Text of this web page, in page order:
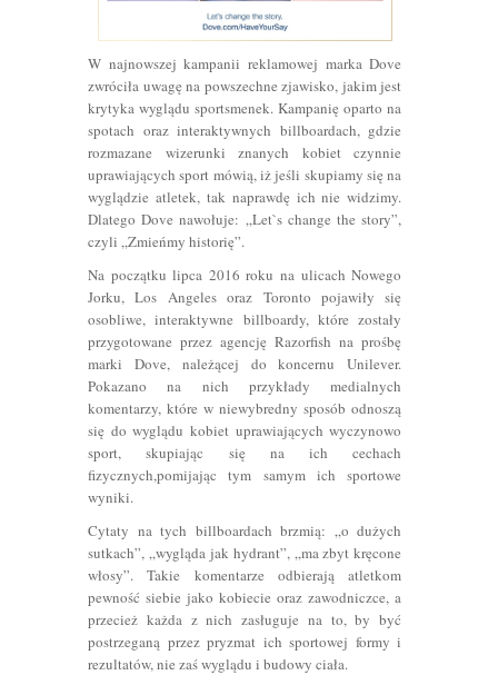
W najnowszej kampanii reklamowej marka Dove
zwróciła uwagę na powszechne zjawisko, jakim jest
krytyka wyglądu sportsmenek. Kampanię oparto na
spotach oraz interaktywnych billboardach, gdzie
rozmazane wizerunki znanych kobiet czynnie
uprawiających sport mówią, iż jeśli skupiamy się na
wyglądzie atletek, tak naprawdę ich nie widzimy.
Dlatego Dove nawołuje: „Let`s change the story”,
czyli „Zmieńmy historię”.
Na początku lipca 2016 roku na ulicach Nowego
Jorku, Los Angeles oraz Toronto pojawiły się
osobliwe, interaktywne billboardy, które zostały
przygotowane przez agencję Razorfish na prośbę
marki Dove, należącej do koncernu Unilever.
Pokazano na nich przykłady medialnych
komentarzy, które w niewybredny sposób odnoszą
się do wyglądu kobiet uprawiających wyczynowo
sport, skupiając się na ich cechach
fizycznych,pomijając tym samym ich sportowe
wyniki.
Cytaty na tych billboardach brzmią: „o dużych
sutkach”, „wygląda jak hydrant”, „ma zbyt kręcone
włosy”. Takie komentarze odbierają atletkom
pewność siebie jako kobiecie oraz zawodniczce, a
przecież każda z nich zasługuje na to, by być
postrzeganą przez pryzmat ich sportowej formy i
rezultatów, nie zaś wyglądu i budowy ciała.